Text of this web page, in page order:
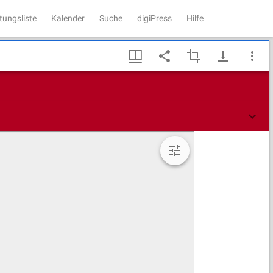
Kalender Suche digiPress Hilfe